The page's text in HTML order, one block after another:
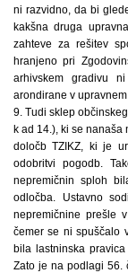
ni razvidno, da bi
kakšna druga
zahteve za rešitev
hranjeno pri
arhivskem gradivu
arondirane v upravnem
9. Tudi sklep
k ad 14.), ki se
določb TZIKZ, ki je
odobritvi pogodb.
nepremičnin sploh
odločba. Ustavno
nepremičnine prešle
čemer se ni spuščalo
bila lastninska
Zato je na podlagi 56.